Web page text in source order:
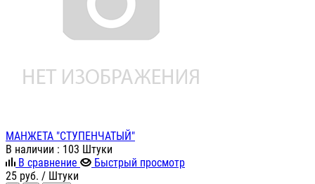
МАНЖЕТА "СТУПЕНЧАТЫЙ"
В наличии : 103 Штуки
В сравнение
Быстрый просмотр
25 руб. / Штуки